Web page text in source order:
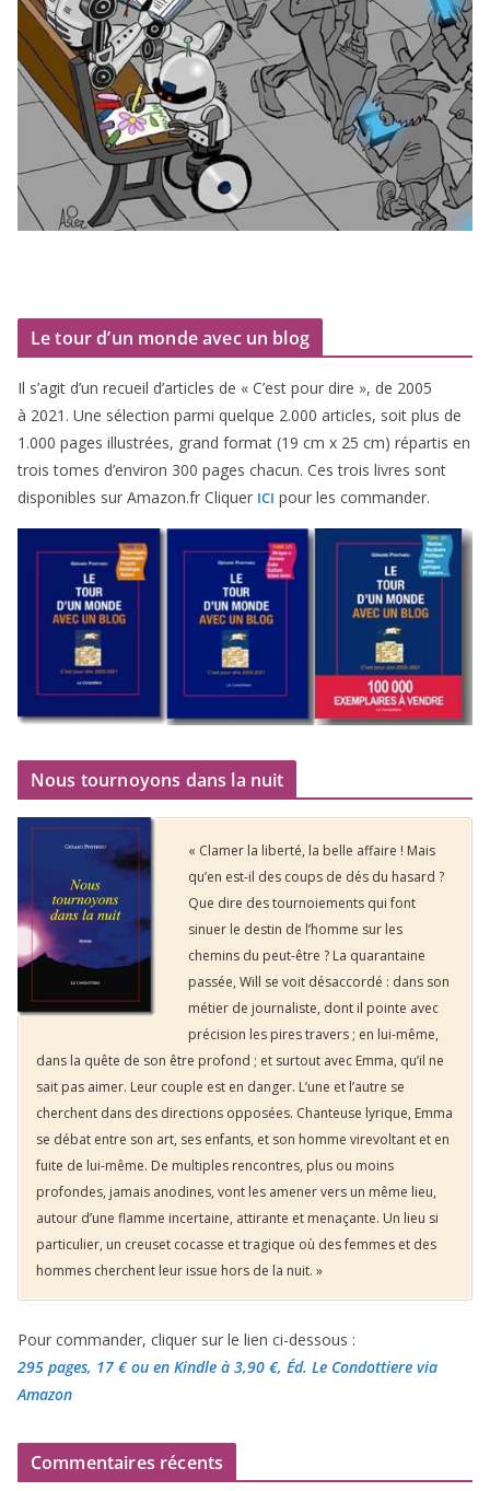
Le tour d’un monde avec un blog
Il s’agit d’un recueil d’ar­ticles de « C’est pour dire », de 2005
à 2021 . Une sélec­tion par­mi quelque 2.000 articles, soit plus de
1 .000 pages illus­trées, grand for­mat (19 cm x 25 cm) répar­tis en
trois tomes d’environ 300 pages cha­cun. Ces trois livres sont
dis­po­nibles sur Amazon​.fr Cliquer ICI pour les commander.
Nous tournoyons dans la nuit
« Clamer la liberté, la belle affaire ! Mais
qu’en est-il des coups de dés du hasard ?
Que dire des tournoiements qui font
sinuer le destin de l’homme sur les
chemins du peut-être ? La quarantaine
passée, Will se voit désaccordé : dans son
métier de journaliste, dont il pointe avec
précision les pires travers ; en lui-même,
dans la quête de son être profond ; et surtout avec Emma, qu’il ne
sait pas aimer. Leur couple est en danger. L’une et l’autre se
cherchent dans des directions opposées. Chanteuse lyrique, Emma
se débat entre son art, ses enfants, et son homme virevoltant et en
fuite de lui-même. De multiples rencontres, plus ou moins
profondes, jamais anodines, vont les amener vers un même lieu,
autour d’une flamme incertaine, attirante et menaçante. Un lieu si
particulier, un creuset cocasse et tragique où des femmes et des
hommes cherchent leur issue hors de la nuit. »
Pour commander, cliquer sur le lien ci-dessous :
295 pages, 17 €ou en Kindle à 3,90 €, Éd. Le Condottiere via
Amazon
Commentaires récents